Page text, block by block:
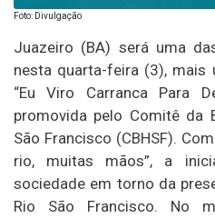
Foto: Divulgação
Juazeiro (BA) será uma
nesta quarta-feira (3), mais
“Eu Viro Carranca Para
promovida pelo Comitê da
São Francisco (CBHSF).
rio, muitas mãos”, a
sociedade em torno da
Rio São Francisco. No